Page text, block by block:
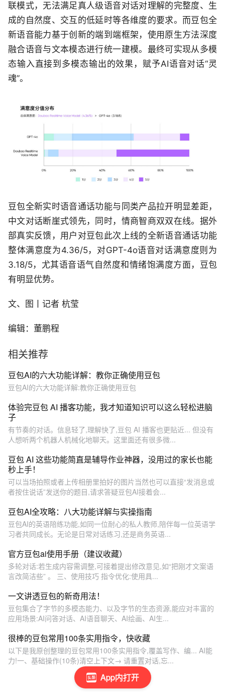
App内打开
联模式，无法满足真人级语音对话对理解的完整度、生
成的自然度、交互的低延时等各维度的要求。而豆包全
新语音能力基于创新的端到端框架，使用原生方法深度
融合语音与文本模态进行统一建模。最终可实现从多模
态输入直接到多模态输出的效果，赋予AI语音对话“灵
魂”。
豆包全新实时语音通话功能与同类产品拉开明显差距，
中文对话断崖式领先，同时，情商智商双双在线。据外
部真实反馈，用户对豆包此次上线的全新语音通话功能
整体满意度为4.36/5，对GPT-4o语音对话满意度则为
3.18/5，尤其语音语气自然度和情绪饱满度方面，豆包
有明显优势。
文、图丨记者 杭莹
编辑：董鹏程
相关推荐
豆包AI的六大功能详解：教你正确使用豆包
豆包AI的六大功能详解:教你正确使用豆包
体验完豆包 AI 播客功能，我才知道知识可以这么轻松进脑
子
有节奏的对话。信息轻了,理解快了,豆包 AI 播客也更贴近... 但没有
人想听两个机器人机械化地聊天。这里面还有很多微...
豆包 AI 这些功能简直是辅导作业神器，没用过的家长也能
秒上手！
可以当场拍照或者上传相册里拍好的图片当然也可以直接“发消息或
者按住说话”发送你的题目,请求答疑豆包AI接着会...
豆包AI全攻略：八大功能详解与实操指南
豆包AI的英语陪练功能,如同一位耐心的私人教师,陪伴每一位英语学
习者共同成长。无论是日常对话练习,还是商务英语...
官方豆包ai使用手册（建议收藏）
多轮对话:若生成内容需调整,可接着提出修改意见,如“把刚才文案语
言改简洁些” 。 三、使用技巧 指令优化:使用具...
一文讲透豆包的新奇用法！
豆包集合了字节的多模态能力、以及字节的生态资源,能应对丰富的
应用场景:AI问答对话、AI语音聊天、AI绘画、AI生...
很棒的豆包常用100条实用指令，快收藏
以下是我原创整理的豆包常用100条实用指令,覆盖写作、编... AI能
力!一、基础操作(10条)清空上下文→ 请重置对话,忘...